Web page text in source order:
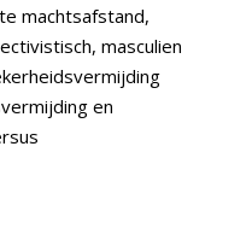
machtsafstand,
masculien
en